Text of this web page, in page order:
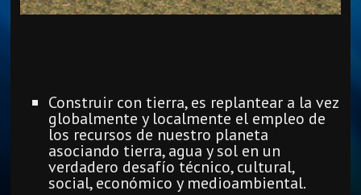
Construir con tierra, es replantear a la vez
globalmente y localmente el empleo de
los recursos de nuestro planeta
asociando tierra, agua y sol en un
verdadero desafío técnico, cultural,
social, económico y medioambiental.